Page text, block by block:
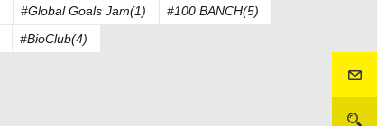
#Global Goals Jam(1)
#100 BANCH(5)
#BioClub(4)